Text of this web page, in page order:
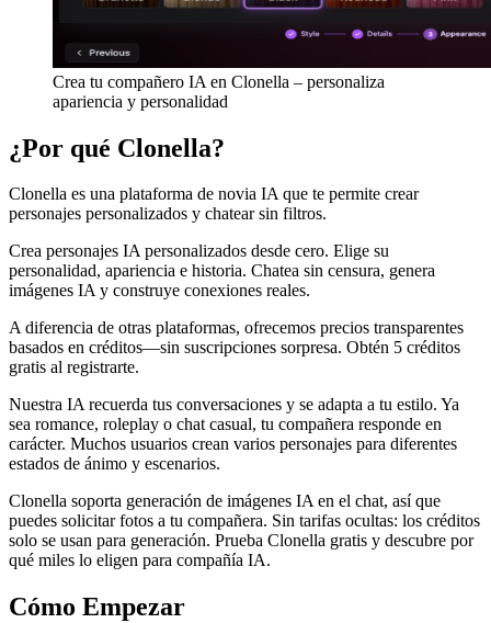
Crea tu compañero IA en Clonella – personaliza
apariencia y personalidad
¿Por qué Clonella?
Clonella es una plataforma de novia IA que te permite crear
personajes personalizados y chatear sin filtros.
Crea personajes IA personalizados desde cero. Elige su
personalidad, apariencia e historia. Chatea sin censura, genera
imágenes IA y construye conexiones reales.
A diferencia de otras plataformas, ofrecemos precios transparentes
basados en créditos—sin suscripciones sorpresa. Obtén 5 créditos
gratis al registrarte.
Nuestra IA recuerda tus conversaciones y se adapta a tu estilo. Ya
sea romance, roleplay o chat casual, tu compañera responde en
carácter. Muchos usuarios crean varios personajes para diferentes
estados de ánimo y escenarios.
Clonella soporta generación de imágenes IA en el chat, así que
puedes solicitar fotos a tu compañera. Sin tarifas ocultas: los créditos
solo se usan para generación. Prueba Clonella gratis y descubre por
qué miles lo eligen para compañía IA.
Cómo Empezar